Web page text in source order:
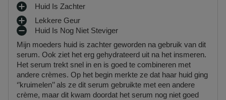
Mijn moeders huid is zachter geworden na gebruik van dit
serum. Ook ziet het erg gehydrateerd uit na het insmeren.
Het serum trekt snel in en is goed te combineren met
andere crèmes. Op het begin merkte ze dat haar huid ging
‘’kruimelen’’ als ze dit serum gebruikte met een andere
crème, maar dit kwam doordat het serum nog niet goed
P
L
U
S
U
T
Huid Is Zachter
P
L
U
S
P
U
N
T
Lekkere Geur
M
N
P
U
N
T
Huid Is Nog Niet Steviger